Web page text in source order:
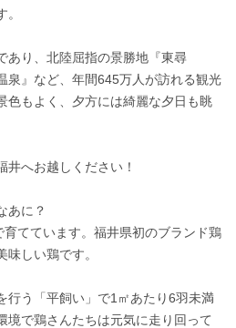
あり、北陸屈指の景勝地『東尋
泉』など、年間645万人が訪れる観光
色もよく、夕方には綺麗な夕日も眺
へお越しください！
あに？
てています。福井県初のブランド鶏
しい鶏です。
行う「平飼い」で1㎡あたり6羽未満
境で鶏さんたちは元気に走り回って